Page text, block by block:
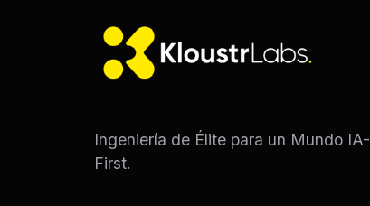
Ingeniería de Élite para un Mundo IA-
First.